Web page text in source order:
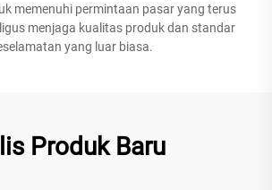
memenuhi permintaan pasar yang terus
menjaga kualitas produk dan standar
yang luar biasa.
Produk Baru